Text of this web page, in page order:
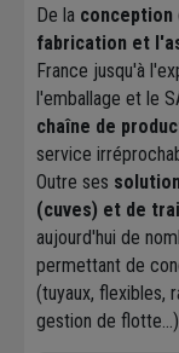
De la conception
fabrication et
France jusqu'à
l'emballage et le
chaîne de
service
Outre ses
(cuves) et de
aujourd'hui de
permettant de
(tuyaux, flexibles,
gestion de flotte...).